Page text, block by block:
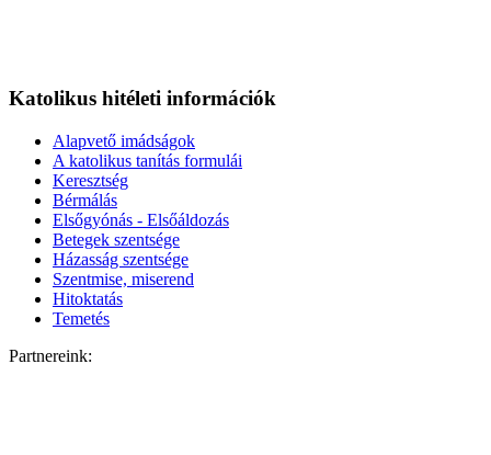
Katolikus hitéleti információk
Alapvető imádságok
A katolikus tanítás formulái
Keresztség
Bérmálás
Elsőgyónás - Elsőáldozás
Betegek szentsége
Házasság szentsége
Szentmise, miserend
Hitoktatás
Temetés
Partnereink: